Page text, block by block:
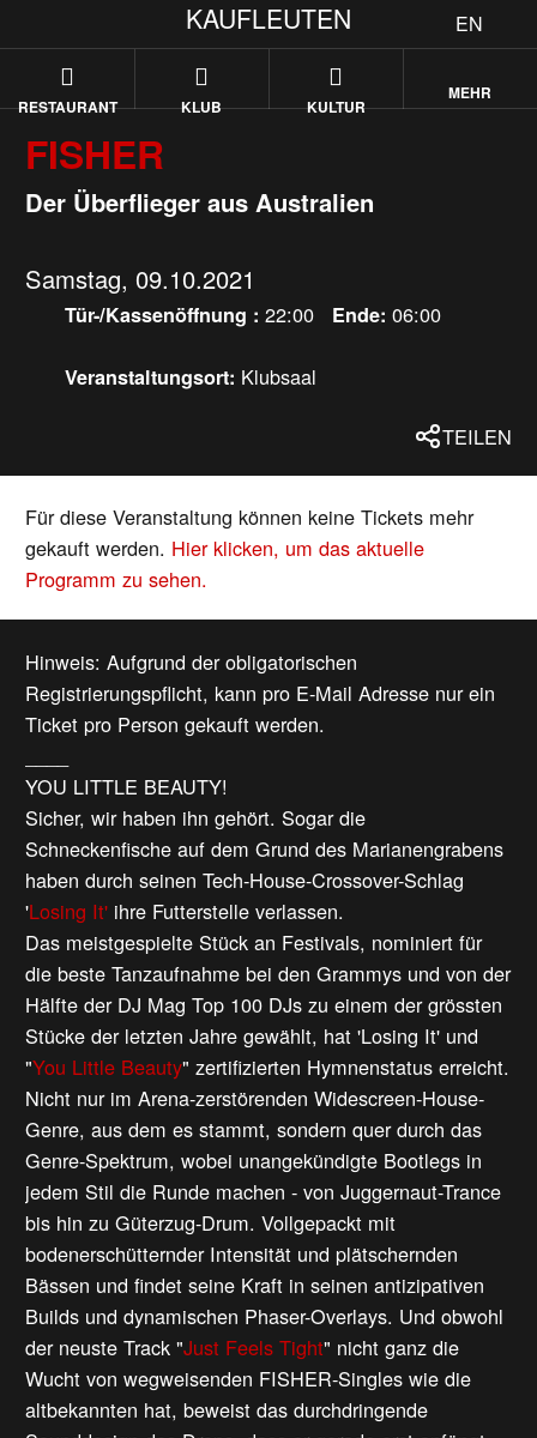
EN
KAUFLEUTEN
RESTAURANT KLUB KULTUR
MEHR
FISHER
Der Überflieger aus Australien
Samstag, 09.10.2021
Tür-/Kassenöffnung : 22:00 Ende: 06:00
Veranstaltungsort: Klubsaal
TEILEN
Für diese Veranstaltung können keine Tickets mehr
gekauft werden. Hier klicken, um das aktuelle
Programm zu sehen.
Hinweis: Aufgrund der obligatorischen
Registrierungspflicht, kann pro E-Mail Adresse nur ein
Ticket pro Person gekauft werden.
YOU LITTLE BEAUTY!
Sicher, wir haben ihn gehört. Sogar die
Schneckenfische auf dem Grund des Marianengrabens
haben durch seinen Tech-House-Crossover-Schlag
'Losing It' ihre Futterstelle verlassen.
Das meistgespielte Stück an Festivals, nominiert für
die beste Tanzaufnahme bei den Grammys und von der
Hälfte der DJ Mag Top 100 DJs zu einem der grössten
Stücke der letzten Jahre gewählt, hat 'Losing It' und
"You Little Beauty" zertifizierten Hymnenstatus erreicht.
Nicht nur im Arena-zerstörenden Widescreen-House-
Genre, aus dem es stammt, sondern quer durch das
Genre-Spektrum, wobei unangekündigte Bootlegs in
jedem Stil die Runde machen - von Juggernaut-Trance
bis hin zu Güterzug-Drum. Vollgepackt mit
bodenerschütternder Intensität und plätschernden
Bässen und findet seine Kraft in seinen antizipativen
Builds und dynamischen Phaser-Overlays. Und obwohl
der neuste Track "Just Feels Tight" nicht ganz die
Wucht von wegweisenden FISHER-Singles wie die
altbekannten hat, beweist das durchdringende